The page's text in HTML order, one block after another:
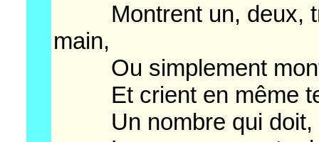
Montrent un, deux,
main,
Ou simplement
Et crient en même
Un nombre qui doit,